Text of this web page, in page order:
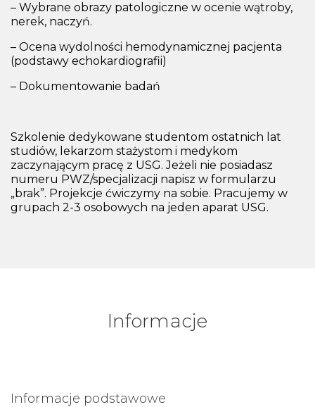
– Wybrane obrazy patologiczne w ocenie wątroby,
nerek, naczyń.
– Ocena wydolności hemodynamicznej pacjenta
(podstawy echokardiografii)
– Dokumentowanie badań
Szkolenie dedykowane studentom ostatnich lat
studiów, lekarzom stażystom i medykom
zaczynającym pracę z USG. Jeżeli nie posiadasz
numeru PWZ/specjalizacji napisz w formularzu
„brak”. Projekcje ćwiczymy na sobie. Pracujemy w
grupach 2-3 osobowych na jeden aparat USG.
Informacje
Informacje podstawowe